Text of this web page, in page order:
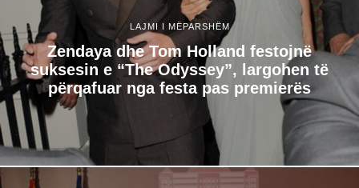
LAJMI I MËPARSHËM
Zendaya dhe Tom Holland festojnë
suksesin e “The Odyssey”, largohen të
përqafuar nga festa pas premierës